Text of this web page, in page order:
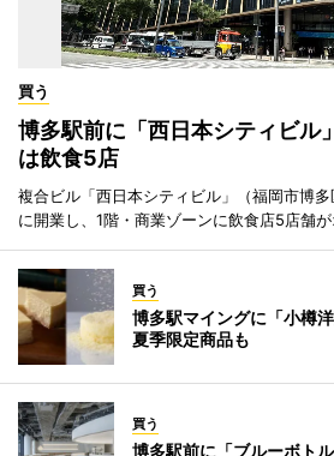
買う
博多駅前に「西日本シティビル
は飲食5店
複合ビル「西日本シティビル」（福岡市博
に開業し、1階・商業ゾーンに飲食店5店舗が
買う
博多駅マイングに「小樽
夏季限定商品も
買う
博多駅前に「ブルーボト